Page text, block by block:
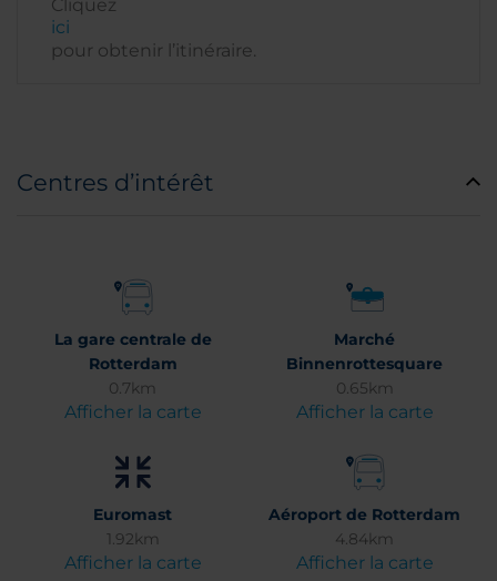
Cliquez
ici
pour obtenir l’itinéraire.
Centres d’intérêt
La gare centrale de
Rotterdam
0.7km
Afficher la carte
Marché
Binnenrottesquare
0.65km
Afficher la carte
Euromast
1.92km
Afficher la carte
Aéroport de Rotterdam
4.84km
Afficher la carte